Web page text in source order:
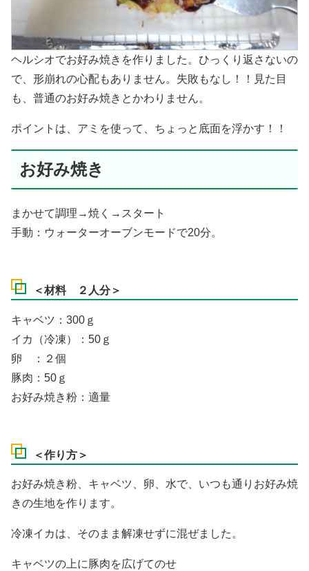
ヘルシオでお好み焼きを作りました。ひっくり返さないの
で、形崩れの心配もありません。失敗もなし！！見た目
も、普通のお好み焼きとかわりません。
ポイントは、アミを使って、ちょっと底面を浮かす！！
お好み焼き
まかせて調理→焼く→スタート
手動：ウォーターオーブンモードで20分。
＜材料 ２人分＞
キャベツ：300ｇ
イカ（冷凍）：50ｇ
卵 ：２個
豚肉：50ｇ
お好み焼き粉：適量
＜作り方＞
お好み焼き粉、キャベツ、卵、水で、いつも通りお好み焼
きの生地を作ります。
冷凍イカは、そのまま解凍せずに混ぜました。
キャベツの上に豚肉を広げてのせ